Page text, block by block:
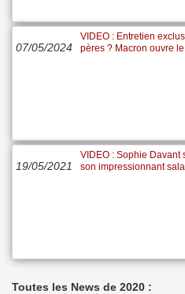
07/05/2024
VIDEO : Entretien
pères ? Macron ouvre
19/05/2021
VIDEO : Sophie Davant
son impressionnant
Toutes les News de 2020 :